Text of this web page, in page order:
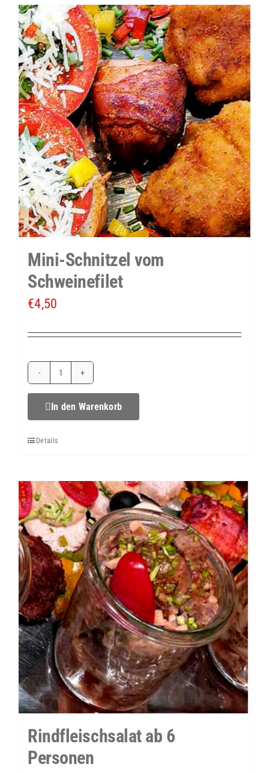
Mini-Schnitzel vom
Schweinefilet
€4,50
Mini-
Schnitzel
In den Warenkorb
Details
Rindfleischsalat ab 6
Personen